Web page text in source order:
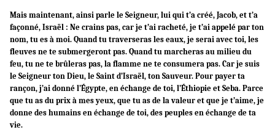
Mais maintenant, ainsi parle le Seigneur, lui qui t’a créé, Jacob, et t’a
façonné, Israël : Ne crains pas, car je t’ai racheté, je t’ai appelé par ton
nom, tu es à moi. Quand tu traverseras les eaux, je serai avec toi, les
fleuves ne te submergeront pas. Quand tu marcheras au milieu du
feu, tu ne te brûleras pas, la flamme ne te consumera pas. Car je suis
le Seigneur ton Dieu, le Saint d’Israël, ton Sauveur. Pour payer ta
rançon, j’ai donné l’Égypte, en échange de toi, l’Éthiopie et Seba. Parce
que tu as du prix à mes yeux, que tu as de la valeur et que je t’aime, je
donne des humains en échange de toi, des peuples en échange de ta
vie.